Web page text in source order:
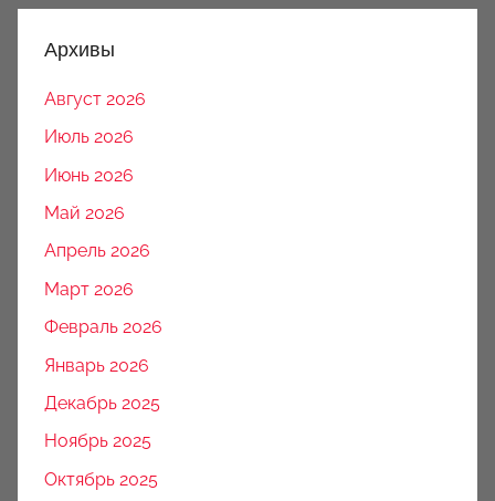
Архивы
Август 2026
Июль 2026
Июнь 2026
Май 2026
Апрель 2026
Март 2026
Февраль 2026
Январь 2026
Декабрь 2025
Ноябрь 2025
Октябрь 2025